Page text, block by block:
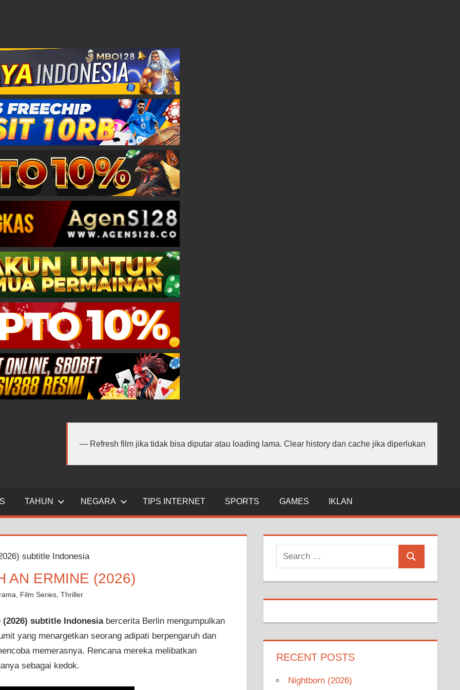
Refresh film jika tidak bisa diputar atau loading lama. Clear history dan cache jika diperlukan
TAHUN NEGARA TIPS INTERNET SPORTS GAMES IKLAN
AN ERMINE (2026)
Film Series ,Thriller
subtitle Indonesiabercerita Berlin mengumpulkan
yang menargetkan seorang adipati berpengaruh dan
memerasnya. Rencana mereka melibatkan
sebagai kedok.
Search
for:
Search
RECENT POSTS
Nightborn (2026)